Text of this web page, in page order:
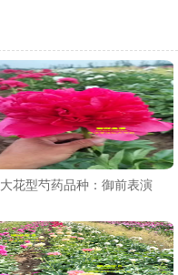
大花型芍药品种：御前表演